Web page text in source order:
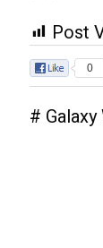
Post
0
#